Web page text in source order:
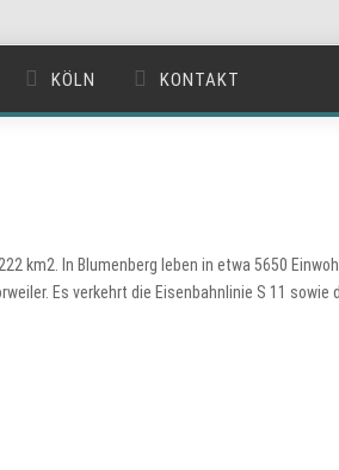
KÖLN KONTAKT
km2. In Blumenberg leben in etwa 5650
Es verkehrt die Eisenbahnlinie S 11 sowie